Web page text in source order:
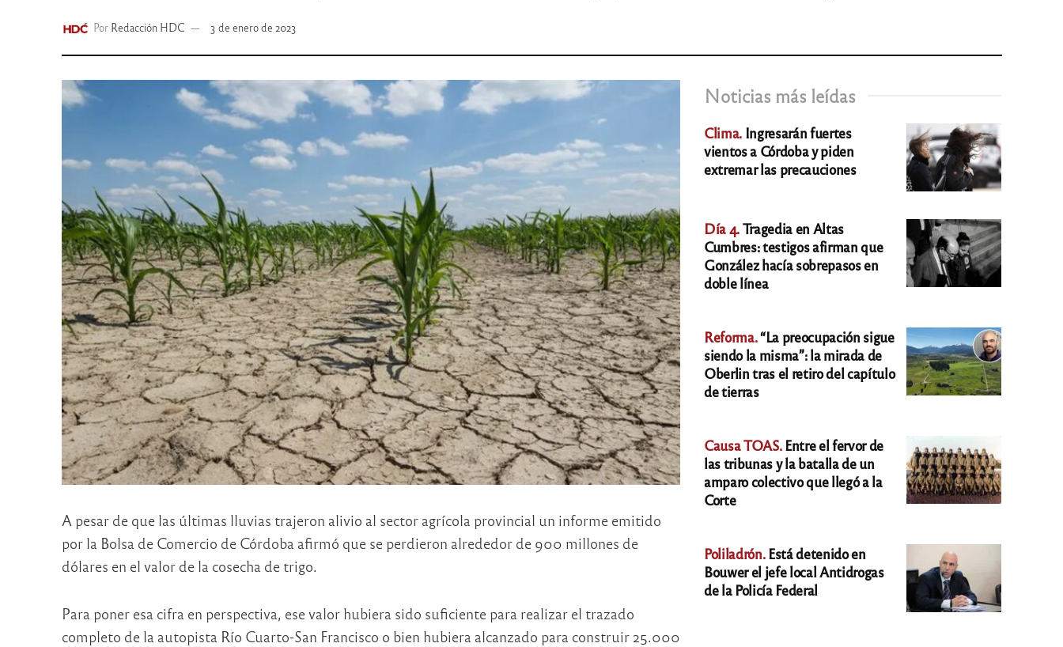
Por Redacción HDC 3 de enero de 2023
A pesar de que las últimas lluvias trajeron alivio al sector agrícola provincial un informe emitido
por la Bolsa de Comercio de Córdoba afirmó que se perdieron alrededor de 900 millones de
dólares en el valor de la cosecha de trigo.
Para poner esa cifra en perspectiva, ese valor hubiera sido suficiente para realizar el trazado
completo de la autopista Río Cuarto-San Francisco o bien hubiera alcanzado para construir 25.000
Noticias más leídas
Clima. Ingresarán fuertes
vientos a Córdoba y piden
extremar las precauciones
Día 4.Tragedia en Altas
Cumbres: testigos afirman que
González hacía sobrepasos en
doble línea
Reforma.“La preocupación sigue
siendo la misma”: la mirada de
Oberlin tras el retiro del capítulo
de tierras
Causa TOAS.Entre el fervor de
las tribunas y la batalla de un
amparo colectivo que llegó a la
Corte
Poliladrón.Está detenido en
Bouwer el jefe local Antidrogas
de la Policía Federal